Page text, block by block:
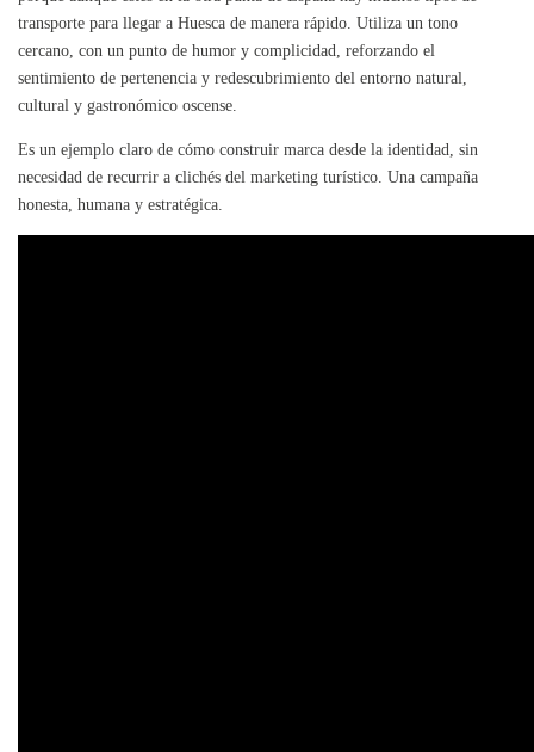
transporte para llegar a Huesca de manera rápido. Utiliza un tono
cercano, con un punto de humor y complicidad, reforzando el
sentimiento de pertenencia y redescubrimiento del entorno natural,
cultural y gastronómico oscense.
Es un ejemplo claro de cómo construir marca desde la identidad, sin
necesidad de recurrir a clichés del marketing turístico. Una campaña
honesta, humana y estratégica.